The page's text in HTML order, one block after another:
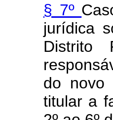
§ 7º
jurídica
Distrito
do novo
titular a